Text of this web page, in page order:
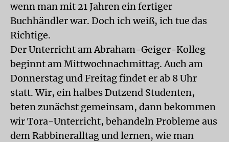
wenn man mit 21 Jahren ein fertiger
Buchhändler war. Doch ich weiß, ich tue das
Richtige.
Der Unterricht am Abraham-Geiger-Kolleg
beginnt am Mittwochnachmittag. Auch am
Donnerstag und Freitag findet er ab 8 Uhr
statt. Wir, ein halbes Dutzend Studenten,
beten zunächst gemeinsam, dann bekommen
wir Tora-Unterricht, behandeln Probleme aus
dem Rabbineralltag und lernen, wie man